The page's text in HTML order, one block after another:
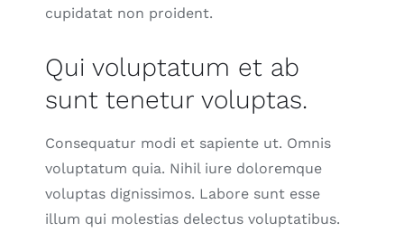
cupidatat non proident.
Qui voluptatum et ab
sunt tenetur voluptas.
Consequatur modi et sapiente ut. Omnis
voluptatum quia. Nihil iure doloremque
voluptas dignissimos. Labore sunt esse
illum qui molestias delectus voluptatibus.